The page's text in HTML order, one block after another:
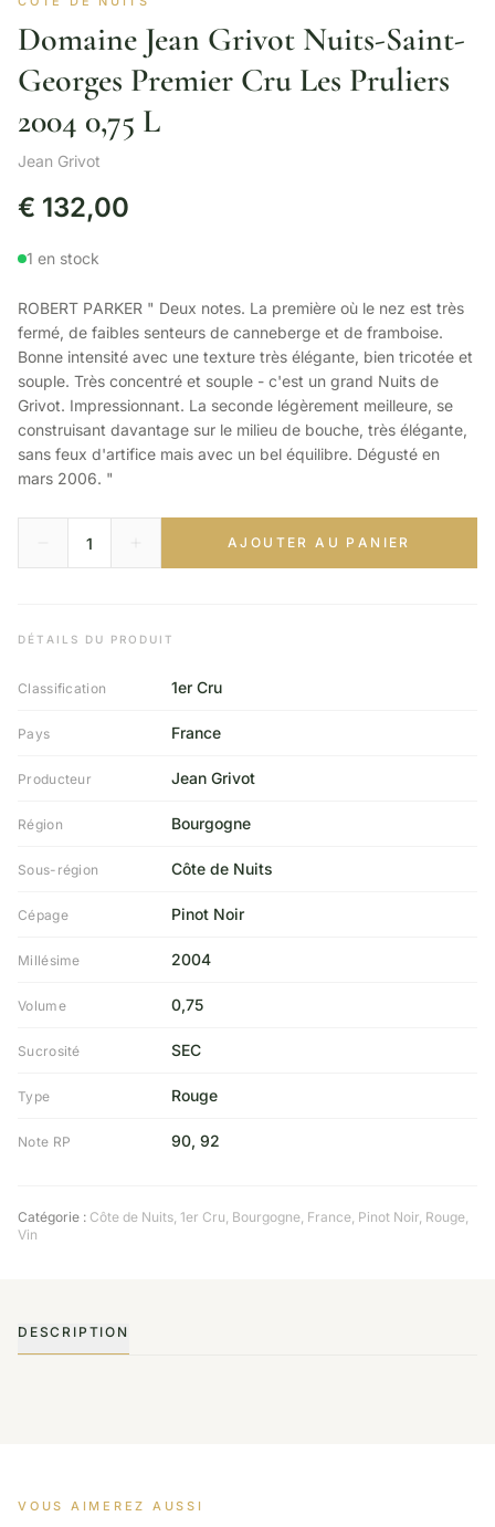
Domaine Jean Grivot Nuits-Saint-
Georges Premier Cru Les Pruliers
2004 0,75 L
Jean Grivot
€ 132,00
1 en stock
ROBERT PARKER " Deux notes. La première où le nez est très
fermé, de faibles senteurs de canneberge et de framboise.
Bonne intensité avec une texture très élégante, bien tricotée et
souple. Très concentré et souple - c'est un grand Nuits de
Grivot. Impressionnant. La seconde légèrement meilleure, se
construisant davantage sur le milieu de bouche, très élégante,
sans feux d'artifice mais avec un bel équilibre. Dégusté en
mars 2006. "
AJOUTER AU PANIER
DÉTAILS DU PRODUIT
Classification 1er Cru
Pays France
Producteur Jean Grivot
Région Bourgogne
Sous-région Côte de Nuits
Cépage Pinot Noir
Millésime 2004
Volume 0,75
Sucrosité SEC
Type Rouge
Note RP 90, 92
Catégorie : Côte de Nuits, 1er Cru, Bourgogne, France, Pinot Noir, Rouge,
Vin
DESCRIPTION
VOUS AIMEREZ AUSSI